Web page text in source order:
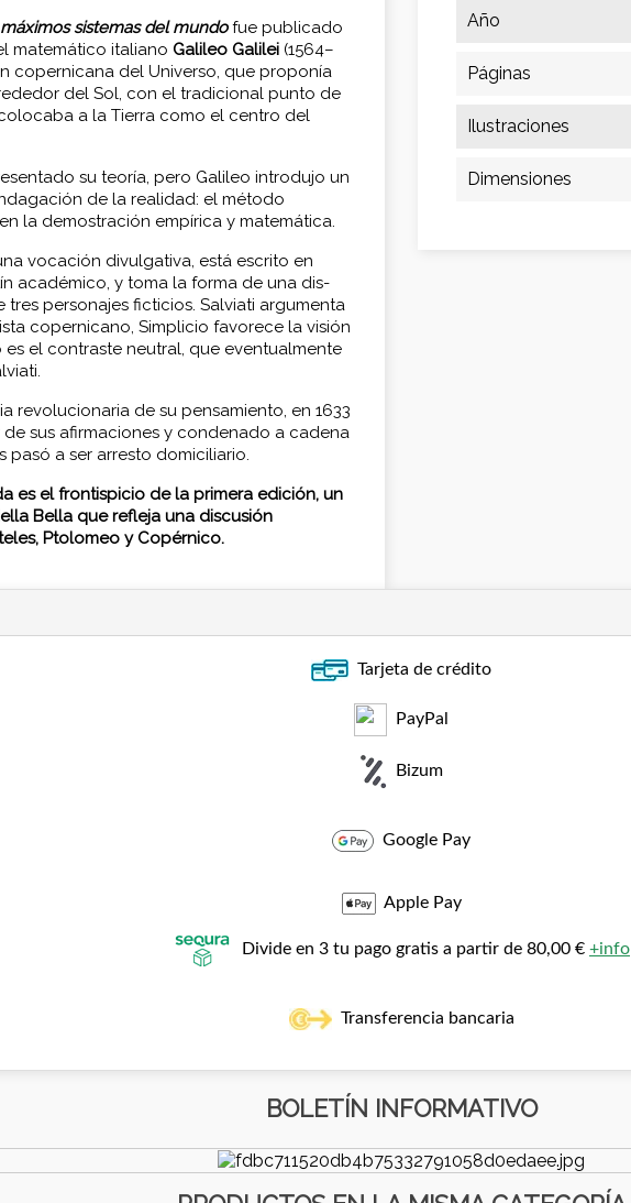
sistemas del mundofue publicado
matemático italiano Galileo Galilei (1564–
copernicana del Universo, que proponía
del Sol, con el tradicional punto de
a la Tierra como el centro del
su teoría, pero Galileo introdujo un
de la realidad: el método
la demostración empírica y matemática.
vocación divulgativa, está escrito en
académico, y toma la forma de una dis­
tres personajes ficticios. Salviati argumenta
copernicano, Simplicio favorece la visión
el contraste neutral, que eventualmente
revolucionaria de su pensamiento, en 1633
sus afirmaciones y condenado a cadena
pasó a ser arresto domiciliario.
es el frontispicio de la primera edición, un
Bella que refleja una discusión
Ptolomeo y Copérnico.
Año
Páginas
Ilustraciones
Dimensiones
Tarjeta de crédito
PayPal
Bizum
Google Pay
Apple Pay
Divide en 3 tu pago gratis a partir de 80,00 € +info
Transferencia bancaria
BOLETÍN INFORMATIVO